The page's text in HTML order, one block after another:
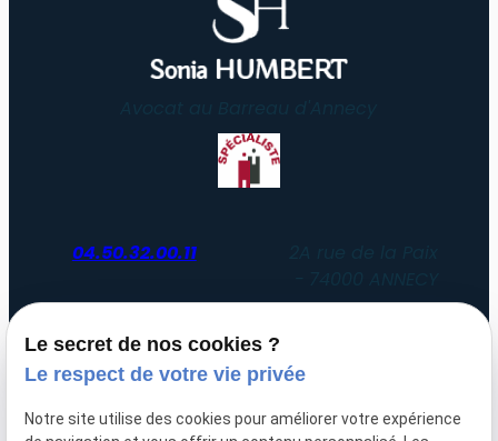
04.50.32.00.11
de 8h30 à 12h30 et de 14h00 à 19h00
Uniquement sur rendez-vous
Le secret de nos cookies ?
Le respect de votre vie privée
Notre site utilise des cookies pour améliorer votre expérience